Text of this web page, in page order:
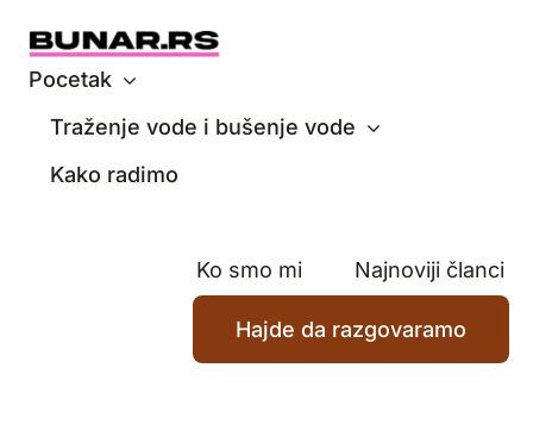
content
Pocetak
Traženje vode i bušenje vode
Kako radimo
Ko smo mi Najnoviji članci
Hajde da razgovaramo